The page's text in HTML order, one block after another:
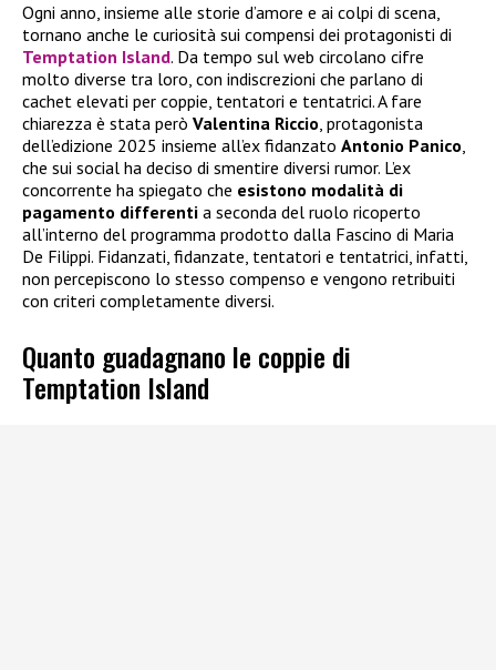
Ogni anno, insieme alle storie d’amore e ai colpi di scena,
tornano anche le curiosità sui compensi dei protagonisti di
Temptation Island. Da tempo sul web circolano cifre
molto diverse tra loro, con indiscrezioni che parlano di
cachet elevati per coppie, tentatori e tentatrici. A fare
chiarezza è stata però Valentina Riccio, protagonista
dell’edizione 2025 insieme all’ex fidanzato Antonio Panico,
che sui social ha deciso di smentire diversi rumor. L’ex
concorrente ha spiegato che esistono modalità di
pagamento differenti a seconda del ruolo ricoperto
all’interno del programma prodotto dalla Fascino di Maria
De Filippi. Fidanzati, fidanzate, tentatori e tentatrici, infatti,
non percepiscono lo stesso compenso e vengono retribuiti
con criteri completamente diversi.
Quanto guadagnano le coppie di
Temptation Island